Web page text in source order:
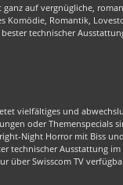
auf vergnügliche,
Komödie, Romantik,
technischer
vielfältiges und
oder Themenspecials
Night Horror mit Biss
technischer Ausstattung
über Swisscom TV